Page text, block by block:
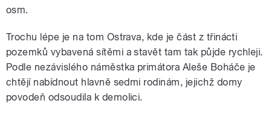
osm.
Trochu lépe je na tom Ostrava, kde je část z třinácti
pozemků vybavená sítěmi a stavět tam tak půjde rychleji.
Podle nezávislého náměstka primátora Aleše Boháče je
chtějí nabídnout hlavně sedmi rodinám, jejichž domy
povodeň odsoudila k demolici.